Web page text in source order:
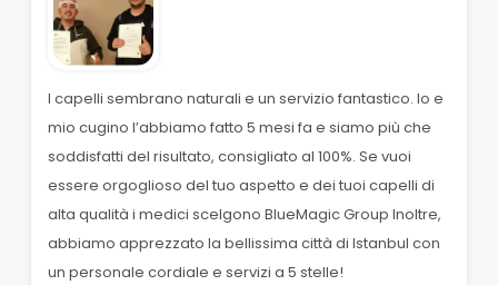
I capelli sembrano naturali e un servizio fantastico. Io e
mio cugino l’abbiamo fatto 5 mesi fa e siamo più che
soddisfatti del risultato, consigliato al 100%. Se vuoi
essere orgoglioso del tuo aspetto e dei tuoi capelli di
alta qualità i medici scelgono BlueMagic Group Inoltre,
abbiamo apprezzato la bellissima città di Istanbul con
un personale cordiale e servizi a 5 stelle!